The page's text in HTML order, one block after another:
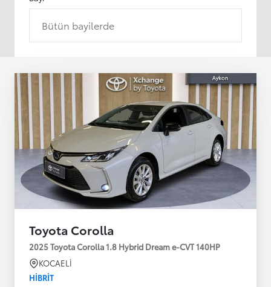
Bütün bayilerde
Toyota Corolla
2025 Toyota Corolla 1.8 Hybrid Dream e-CVT 140HP
KOCAELİ
HIBRIT